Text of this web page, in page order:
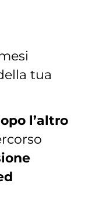
tua
l’altro